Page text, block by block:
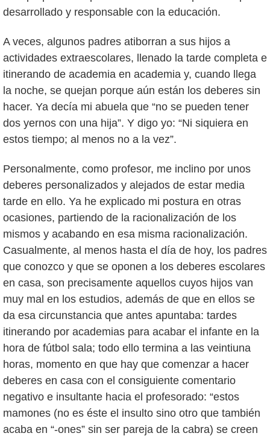
desarrollado y responsable con la educación.
A veces, algunos padres atiborran a sus hijos a
actividades extraescolares, llenado la tarde completa e
itinerando de academia en academia y, cuando llega
la noche, se quejan porque aún están los deberes sin
hacer. Ya decía mi abuela que “no se pueden tener
dos yernos con una hija”. Y digo yo: “Ni siquiera en
estos tiempo; al menos no a la vez”.
Personalmente, como profesor, me inclino por unos
deberes personalizados y alejados de estar media
tarde en ello. Ya he explicado mi postura en otras
ocasiones, partiendo de la racionalización de los
mismos y acabando en esa misma racionalización.
Casualmente, al menos hasta el día de hoy, los padres
que conozco y que se oponen a los deberes escolares
en casa, son precisamente aquellos cuyos hijos van
muy mal en los estudios, además de que en ellos se
da esa circunstancia que antes apuntaba: tardes
itinerando por academias para acabar el infante en la
hora de fútbol sala; todo ello termina a las veintiuna
horas, momento en que hay que comenzar a hacer
deberes en casa con el consiguiente comentario
negativo e insultante hacia el profesorado: “estos
mamones (no es éste el insulto sino otro que también
acaba en “-ones” sin ser pareja de la cabra) se creen